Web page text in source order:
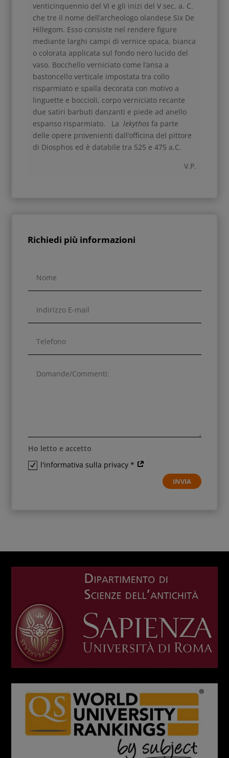
venticinquennio del VI e gli inizi del V sec. a. C.
che tre il nome dell’archeologo olandese Six De
Hillegom. Esso consiste nel rendere figure
mediante larghi campi di vernice opaca, bianca
o colorata applicata sul fondo nero lucido del
vaso. Bocchello verniciato come l’ansa a
bastoncello verticale impostata tra collo
risparmiato e spalla decorata con motivo a
linguette e boccioli, corpo verniciato recante
due satiri barbuti danzanti e piede ad anello
espanso risparmiato. La lekythos fa parte
delle opere provenienti dall’officina del pittore
di Diosphos ed è databile tra 525 e 475 a.C.
V.P.
Richiedi più informazioni
Ho letto e accetto
l'informativa sulla privacy *
INVIA